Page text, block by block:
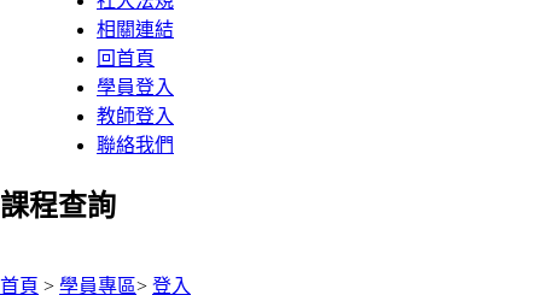
相關連結
回首頁
學員登入
教師登入
聯絡我們
課程查詢
首頁 > 學員專區> 登入